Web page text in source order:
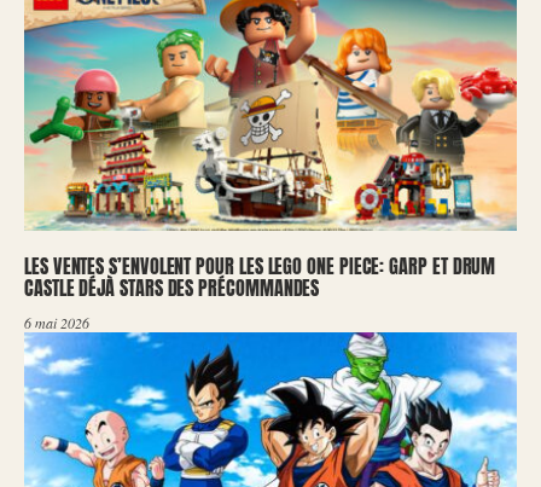
LES VENTES S’ENVOLENT POUR LES LEGO ONE PIECE: GARP ET DRUM
CASTLE DÉJÀ STARS DES PRÉCOMMANDES
6 mai 2026